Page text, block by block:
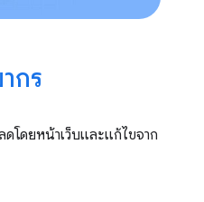
กร
โดยหน้าเว็บและแก้ไขจาก